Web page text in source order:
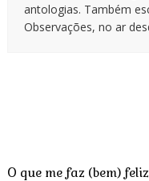
antologias. Também
Observações, no ar
O que me faz (bem)